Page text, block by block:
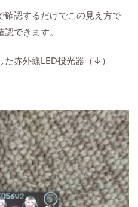
確認するだけでこの見え方で
できます。
赤外線LED投光器（↓）